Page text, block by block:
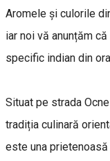
Aromele și culorile
iar noi vă anunțăm
specific indian din
Situat pe strada
tradiția culinară
este una